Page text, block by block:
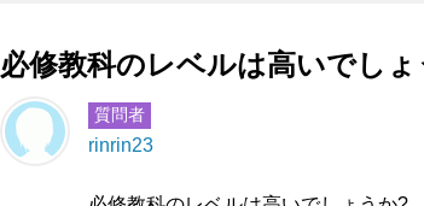
必修教科のレベルは高いでし
質問者
rinrin23